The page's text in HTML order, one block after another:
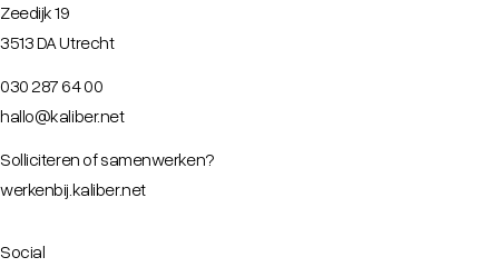
Zeedijk 19
3513 DA Utrecht
030 287 64 00
hallo@kaliber.net
Solliciteren of samenwerken?
werkenbij.kaliber.net
Social